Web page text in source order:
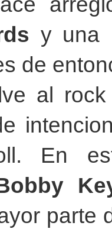
y una
de
al
En
parte